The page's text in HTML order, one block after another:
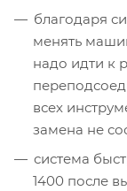
благодаря
менять
надо идти к
всех
замена не
система
1400 после